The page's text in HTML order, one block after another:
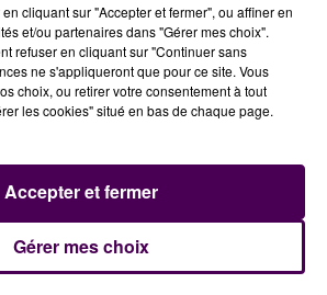
juillet 2026
vous au casting The Voice & The Voice
!
12h02
Deux rixes en trois semaines : le préfet ordonne
cliquant sur "Accepter et fermer", ou affiner en
et/ou partenaires dans "Gérer mes choix".
refuser en cliquant sur "Continuer sans
ne s'appliqueront que pour ce site. Vous
choix, ou retirer votre consentement à tout
les cookies" situé en bas de chaque page.
Gérer mes choix
Accepter et fermer